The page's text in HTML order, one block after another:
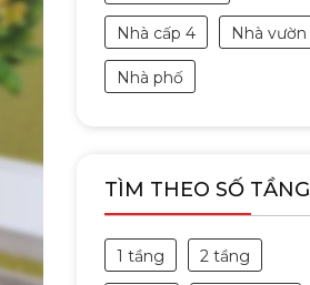
Nhà cấp 4 Nhà vườn
Nhà phố
TÌM THEO SỐ TẦNG
1 tầng 2 tầng